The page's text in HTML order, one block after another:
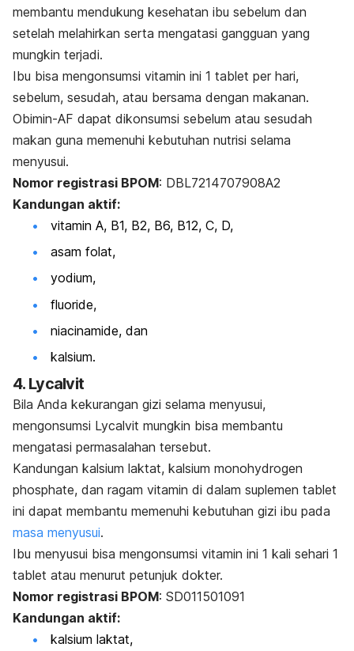
membantu mendukung kesehatan ibu sebelum dan
setelah melahirkan serta mengatasi gangguan yang
mungkin terjadi.
Ibu bisa mengonsumsi vitamin ini 1 tablet per hari,
sebelum, sesudah, atau bersama dengan makanan.
Obimin-AF dapat dikonsumsi sebelum atau sesudah
makan guna memenuhi kebutuhan nutrisi selama
menyusui.
Nomor registrasi BPOM: DBL7214707908A2
Kandungan aktif:
vitamin A, B1, B2, B6, B12, C, D,
asam folat,
yodium,
fluoride,
niacinamide, dan
kalsium.
4. Lycalvit
Bila Anda kekurangan gizi selama menyusui,
mengonsumsi Lycalvit mungkin bisa membantu
mengatasi permasalahan tersebut.
Kandungan kalsium laktat, kalsium monohydrogen
phosphate, dan ragam vitamin di dalam suplemen tablet
ini dapat membantu memenuhi kebutuhan gizi ibu pada
masa menyusui.
Ibu menyusui bisa mengonsumsi vitamin ini 1 kali sehari 1
tablet atau menurut petunjuk dokter.
Nomor registrasi BPOM: SD011501091
Kandungan aktif:
kalsium laktat,